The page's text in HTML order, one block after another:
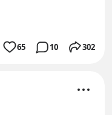
65 10 302